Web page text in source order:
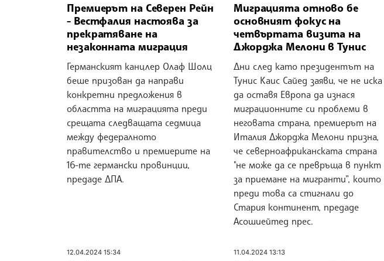
Премиерът на Северен Рейн
- Вестфалия настоява за
прекратяване на
незаконната миграция
Германският канцлер Олаф Шолц
беше призован да направи
конкретни предложения в
областта на миграцията преди
срещата следващата седмица
между федералното
правителство и премиерите на
16-те германски провинции,
предаде ДПА.
Миграцията отново бе
основният фокус на
четвъртата визита на
Джорджа Мелони в Тунис
Дни след като президентът на
Тунис Каис Сайед заяви, че не иска
да оставя Европа да изнася
миграционните си проблеми в
неговата страна, премиерът на
Италия Джорджа Мелони призна,
че северноафриканската страна
"не може да се превръща в пункт
за приемане на мигранти”, които
преди това са стигнали до
Стария континент, предаде
Асошиейтед прес.
12.04.2024 15:34 11.04.2024 13:13